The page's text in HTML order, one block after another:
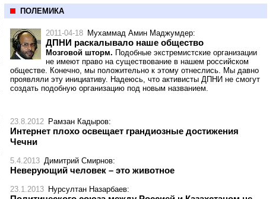
ПОЛЕМИКА
2011-04-18 Мухаммад Амин Маджумдер:
ДПНИ раскалывало наше общество
Мозговой шторм. Подобные экстремистские организации
не имеют право на существование в нашем российском
обществе. Конечно, мы положительно к этому отнеслись. Мы давно
проявляли эту инициативу. Надеюсь, что активисты ДПНИ не смогут
создать подобную организацию под новым названием.
23.8.2012 Рамзан Кадыров:
Интернет плохо освещает грандиозные достижения
Чечни
5.4.2013 Димитрий Смирнов:
Неверующий человек – это животное
23.1.2013 Нурсултан Назарбаев: